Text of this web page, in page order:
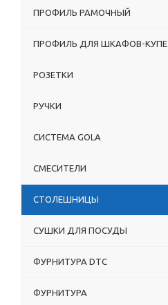
ПРОФИЛЬ РАМОЧНЫЙ
ПРОФИЛЬ ДЛЯ ШКАФОВ-КУПЕ
РОЗЕТКИ
РУЧКИ
СИСТЕМА GOLA
СМЕСИТЕЛИ
СТОЛЕШНИЦЫ
СУШКИ ДЛЯ ПОСУДЫ
ФУРНИТУРА DTC
ФУРНИТУРА